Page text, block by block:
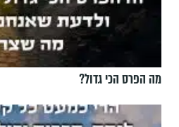
מה הפרס הכי גדול?